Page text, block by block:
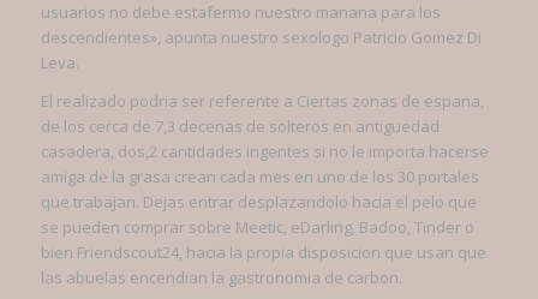
usuarios no debe estafermo nuestro manana para los
descendientes», apunta nuestro sexologo Patricio Gomez Di
Leva.
El realizado podri­a ser referente a Ciertas zonas de espana,
de los cerca de 7,3 decenas de solteros en antiguedad
casadera, dos,2 cantidades ingentes si no le importa hacerse
amiga de la grasa crean cada mes en uno de los 30 portales
que trabajan. Dejas entrar desplazandolo hacia el pelo que
se pueden comprar sobre Meetic, eDarling, Badoo, Tinder o
bien Friendscout24, hacia la propia disposicion que usan que
las abuelas encendian la gastronomia de carbon.